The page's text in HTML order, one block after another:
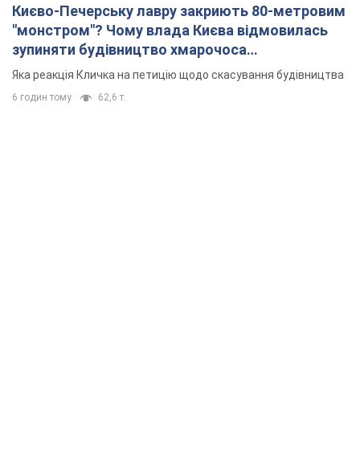
Києво-Печерську лавру закриють 80-метровим
"монстром"? Чому влада Києва відмовилась
зупиняти будівництво хмарочоса
"московського вірянина"
Яка реакція Кличка на петицію щодо скасування будівництва
6 годин тому 62,6 т.